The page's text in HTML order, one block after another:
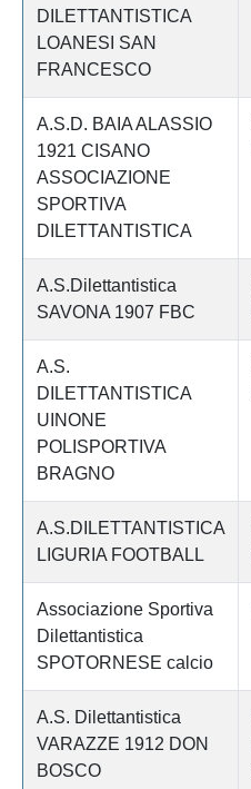
DILETTANTISTICA
LOANESI SAN
FRANCESCO
A.S.D. BAIA ALASSIO
1921 CISANO
ASSOCIAZIONE
SPORTIVA
DILETTANTISTICA
A.S.Dilettantistica
SAVONA 1907 FBC
A.S.
DILETTANTISTICA
UINONE
POLISPORTIVA
BRAGNO
A.S.DILETTANTISTICA
LIGURIA FOOTBALL
Associazione Sportiva
Dilettantistica
SPOTORNESE calcio
A.S. Dilettantistica
VARAZZE 1912 DON
BOSCO